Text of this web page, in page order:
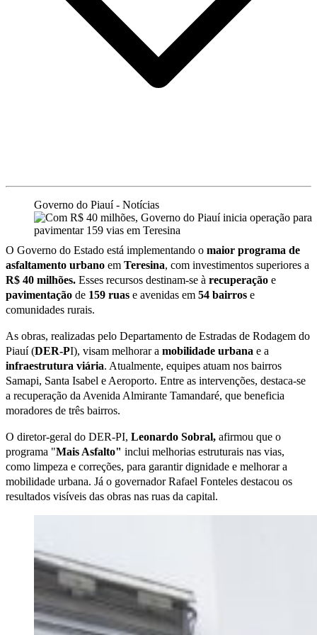
Governo do Piauí - Notícias
O Governo do Estado está implementando o maior programa de
asfaltamento urbano em Teresina, com investimentos superiores a
R$ 40 milhões. Esses recursos destinam-se à recuperação e
pavimentação de 159 ruas e avenidas em 54 bairros e
comunidades rurais.
As obras, realizadas pelo Departamento de Estradas de Rodagem do
Piauí (DER-PI), visam melhorar a mobilidade urbana e a
infraestrutura viária. Atualmente, equipes atuam nos bairros
Samapi, Santa Isabel e Aeroporto. Entre as intervenções, destaca-se
a recuperação da Avenida Almirante Tamandaré, que beneficia
moradores de três bairros.
O diretor-geral do DER-PI, Leonardo Sobral, afirmou que o
programa "Mais Asfalto" inclui melhorias estruturais nas vias,
como limpeza e correções, para garantir dignidade e melhorar a
mobilidade urbana. Já o governador Rafael Fonteles destacou os
resultados visíveis das obras nas ruas da capital.